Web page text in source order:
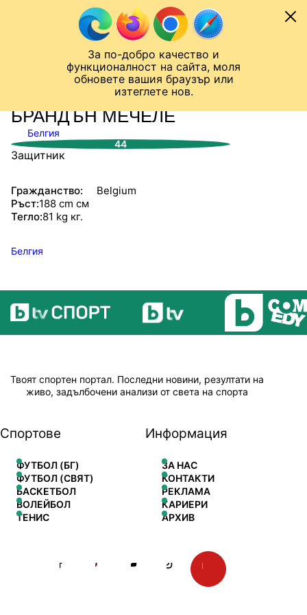
За по-добро качество и
функционалност на сайта, моля
обновете вашия браузър или
изтеглете нов.
Към съдържанието
Лига на Конференциите
СТАТИСТИКИ
БРАНДЪН МЕЧЕЛЕ
Белгия
44
Защитник
Гражданство:
Belgium
Ръст:188 cm см
Тегло:81 kg кг.
Белгия
Твоят спортен портал. Последни новини, резултати на
живо, задълбочени анализи от света на спорта
Спортове
ФУТБОЛ (БГ)
ФУТБОЛ (СВЯТ)
БАСКЕТБОЛ
ВОЛЕЙБОЛ
ТЕНИС
Информация
ЗА НАС
КОНТАКТИ
РЕКЛАМА
КАРИЕРИ
АРХИВ